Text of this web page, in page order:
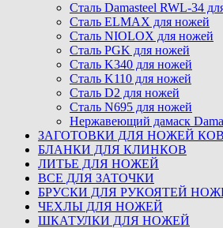
Сталь Damasteel RWL-34
Сталь ELMAX для ножей
Сталь NIOLOX для ножей
Сталь PGK для ножей
Сталь K340 для ножей
Сталь K110 для ножей
Сталь D2 для ножей
Сталь N695 для ножей
Нержавеющий дамаск
ЗАГОТОВКИ ДЛЯ НОЖЕЙ
БЛАНКИ ДЛЯ КЛИНКОВ
ЛИТЬЕ ДЛЯ НОЖЕЙ
ВСЕ ДЛЯ ЗАТОЧКИ
БРУСКИ ДЛЯ РУКОЯТЕЙ
ЧЕХЛЫ ДЛЯ НОЖЕЙ
ШКАТУЛКИ ДЛЯ НОЖЕЙ